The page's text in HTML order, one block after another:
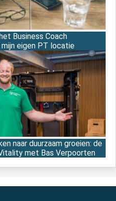
Business Coach
eigen PT locatie
naar duurzaam groeien: de
met Bas Verpoorten